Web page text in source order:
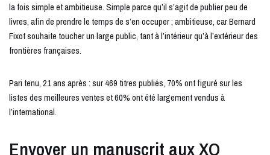
la fois simple et ambitieuse. Simple parce qu’il s’agit de publier peu de
livres, afin de prendre le temps de s’en occuper ; ambitieuse, car Bernard
Fixot souhaite toucher un large public, tant à l’intérieur qu’à l’extérieur des
frontières françaises.
Pari tenu, 21 ans après : sur 469 titres publiés, 70% ont figuré sur les
listes des meilleures ventes et 60% ont été largement vendus à
l’international.
Envoyer un manuscrit aux XO